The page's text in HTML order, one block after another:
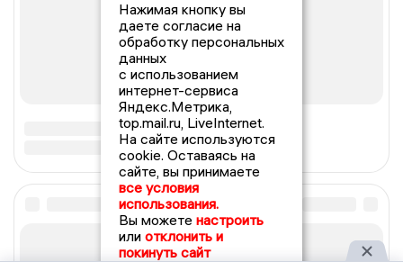
Нажимая кнопку вы
даете согласие на
обработку персональных
данных
с использованием
интернет-сервиса
Яндекс.Метрика,
top.mail.ru, LiveInternet.
На сайте используются
cookie. Оставаясь на
сайте, вы принимаете
все условия
использования.
Вы можете настроить
или отклонить и
покинуть сайт